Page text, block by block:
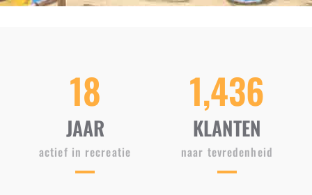
JAAR
18
actief in recreatie
KLANTEN
1,436
naar tevredenheid